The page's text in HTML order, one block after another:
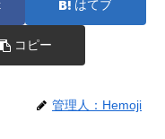
はてブ
コピー
管理人：Hemoji